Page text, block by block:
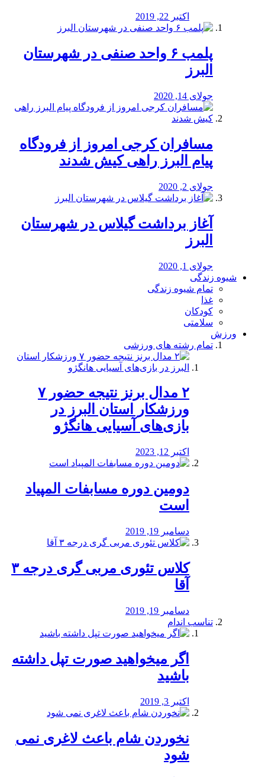
اکتبر 22, 2019
پلمب ۶ واحد صنفی در شهرستان
البرز
جولای 14, 2020
مسافران کرجی امروز از فرودگاه
پیام البرز راهی کیش شدند
جولای 2, 2020
آغاز برداشت گیلاس در شهرستان
البرز
جولای 1, 2020
شیوه زندگی
تمام شیوه زندگی
غذا
کودکان
سلامتی
ورزش
تمام رشته های ورزشی
۲ مدال برنز نتیجه حضور ۷
ورزشکار استان البرز در
بازی‌های آسیایی هانگژو
اکتبر 12, 2023
دومین دوره مسابفات المپیاد
است
دسامبر 19, 2019
کلاس تئوری مربی گری درجه ۳
آقا
دسامبر 19, 2019
تناسب اندام
اگر میخواهید صورت تپل داشته
باشید
اکتبر 3, 2019
نخوردن شام باعث لاغری نمی
‌شود